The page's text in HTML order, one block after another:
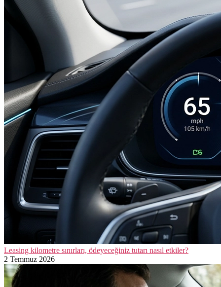
Leasing kilometre sınırları, ödeyeceğiniz tutarı nasıl etkiler?
2 Temmuz 2026